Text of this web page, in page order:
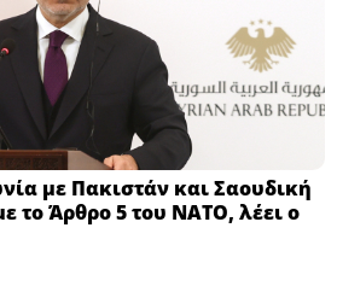
με Πακιστάν και Σαουδική
το Άρθρο 5 του ΝΑΤΟ, λέει ο